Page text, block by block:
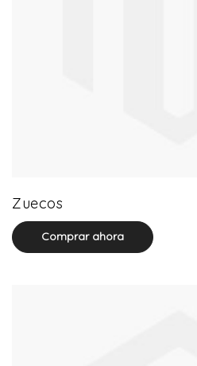
Zuecos
Comprar ahora